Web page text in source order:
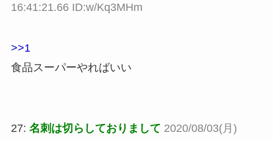
16:41:21.66 ID:w/Kq3MHm
>>1
食品スーパーやればいい
27: 名刺は切らしておりまして 2020/08/03(月)